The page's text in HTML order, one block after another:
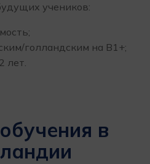
учеников:
голландским на В1+;
лет.
в